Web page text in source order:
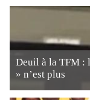
Deuil à la TFM :
» n’est plus